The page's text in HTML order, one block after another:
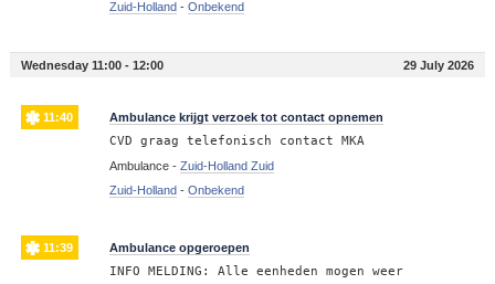
Zuid-Holland - Onbekend
Wednesday 11:00 - 12:00 29 July 2026
11:40 Ambulance krijgt verzoek tot contact opnemen
CVD graag telefonisch contact MKA
Ambulance - Zuid-Holland Zuid
Zuid-Holland - Onbekend
11:39 Ambulance opgeroepen
INFO MELDING: Alle eenheden mogen weer